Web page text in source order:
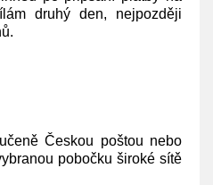
druhý den, nejpozději
Českou poštou nebo
pobočku široké sítě